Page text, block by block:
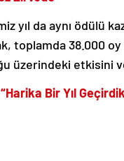
yıl da aynı ödülü
toplamda 38.000
üzerindeki etkisini
Bir Yıl